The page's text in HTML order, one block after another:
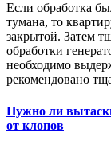
Если обработка
тумана, то
закрытой. Затем
обработки
необходимо
рекомендовано
Нужно ли
от клопов